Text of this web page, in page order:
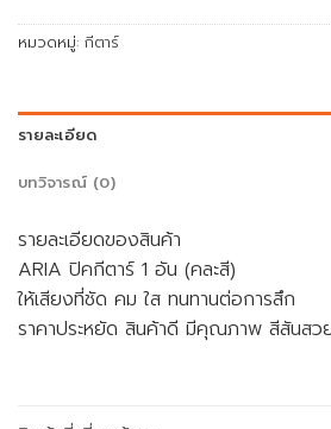
หมวดหมู่: กีตาร์
รายละเอียด
บทวิจารณ์ (0)
รายละเอียดของสินค้า
ARIA ปิคกีตาร์ 1 อัน (คละสี)
ให้เสียงที่ชัด คม ใส ทนทานต่อการสึก
ราคาประหยัด สินค้าดี มีคุณภาพ สีสันสว